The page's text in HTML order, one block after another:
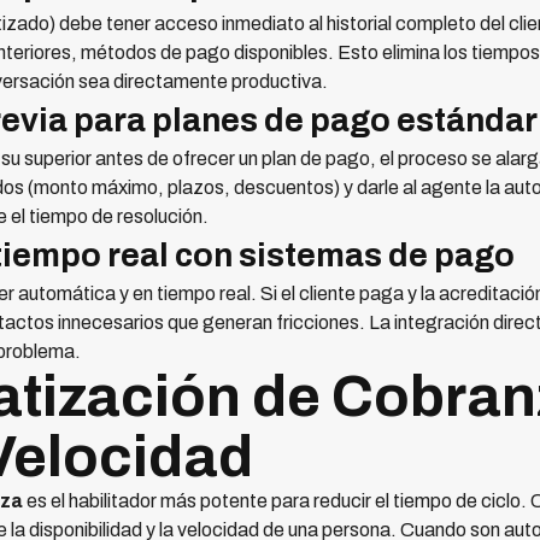
debe tener acceso inmediato al historial completo del
métodos de pago disponibles. Esto elimina los
sea directamente productiva.
para planes de pago estándar
superior antes de ofrecer un plan de pago, el proceso se
(monto máximo, plazos, descuentos) y darle al agente la
tiempo de resolución.
real con sistemas de pago
automática y en tiempo real. Si el cliente paga y la
innecesarios que generan fricciones. La integración
de
es el habilitador más potente para reducir el tiempo de ciclo.
disponibilidad y la velocidad de una persona. Cuando son